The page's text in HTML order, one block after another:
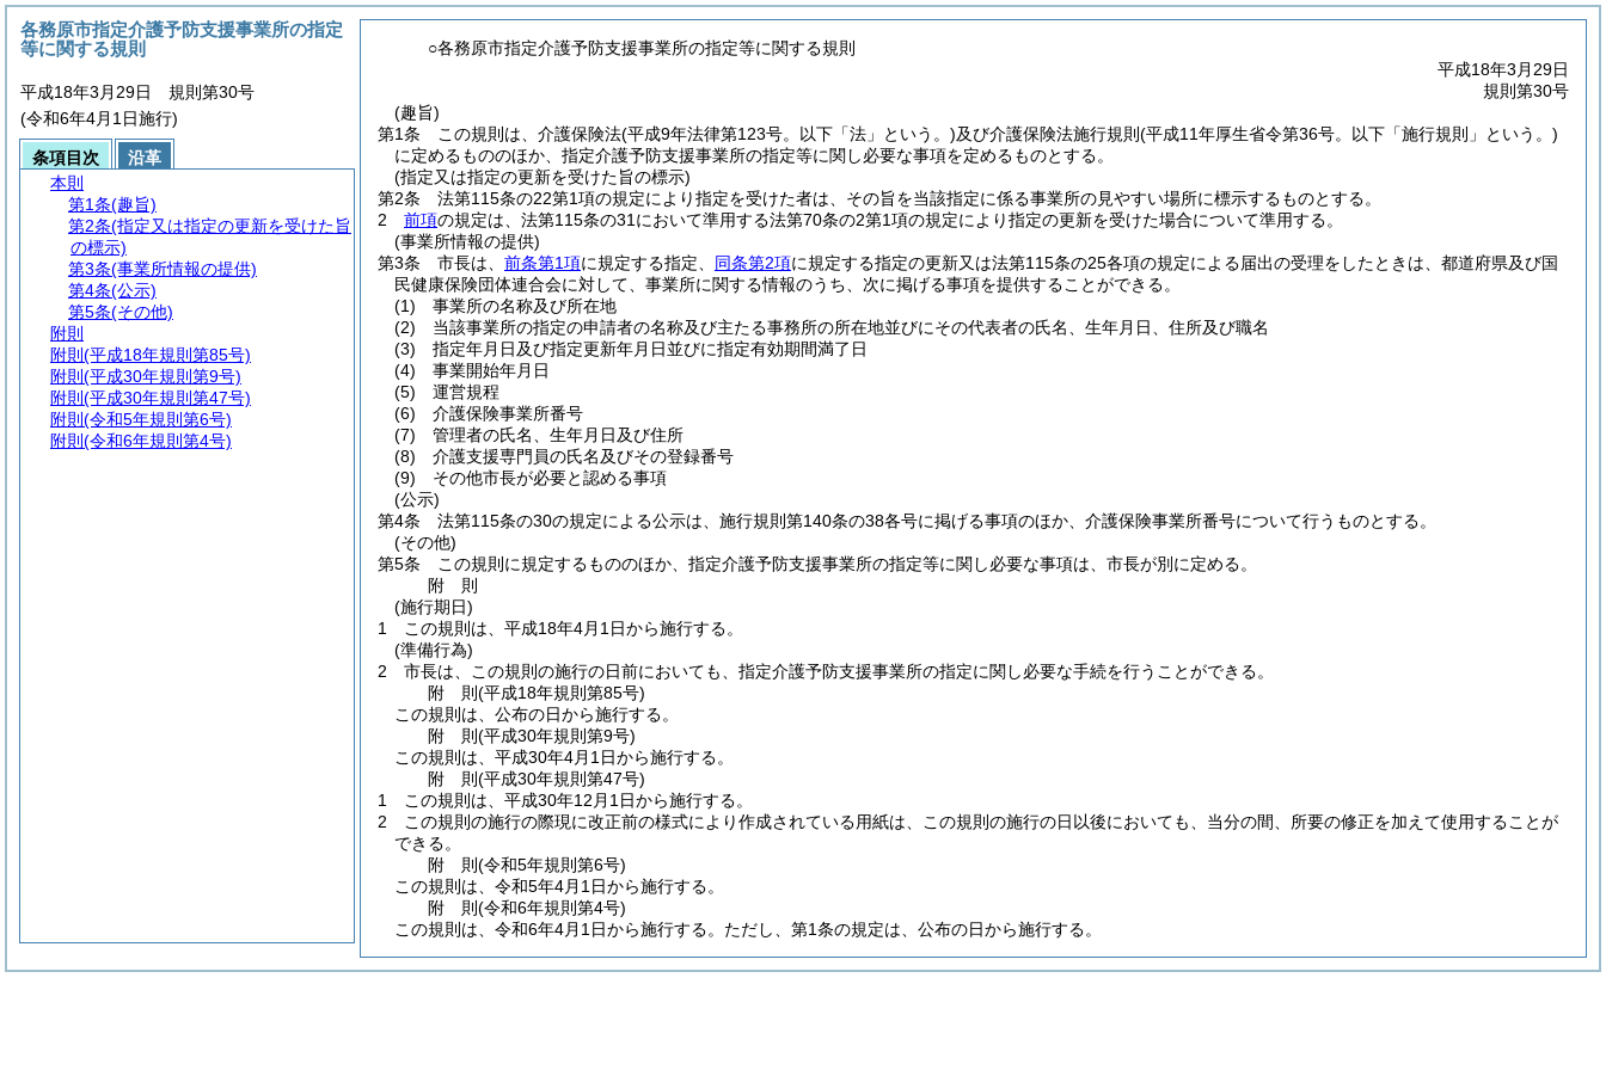
○各務原市指定介護予防支援事業所の指定等に関する規則
平成18年3月29日
規則第30号
(趣旨)
第1条
この規則は、介護保険法(平成9年法律第123号。以下「法」という。)及び介護保険法施行規則 (平成11年厚生省令第36号。以下「施行規則」という。)
に定めるもののほか、指定介護予防支援事業所の指定等に関し必要な事項を定めるものとする。
(指定又は指定の更新を受けた旨の標示)
第2条
法第115条の22第1項の規定により指定を受けた者は、その旨を当該指定に係る事業所の見やすい場所に標示するものとする。
2
前項の規定は、法第115条の31において準用する法第70条の2第1項の規定により指定の更新を受けた場合について準用する。
(事業所情報の提供)
第3条
市長は、 前条第1項に規定する指定、 同条第2項に規定する指定の更新又は法第115条の25各項の規定による届出の受理をしたときは、都道府県及び国
民健康保険団体連合会に対して、事業所に関する情報のうち、次に掲げる事項を提供することができる。
(1)
事業所の名称及び所在地
(2)
当該事業所の指定の申請者の名称及び主たる事務所の所在地並びにその代表者の氏名、生年月日、住所及び職名
(3)
指定年月日及び指定更新年月日並びに指定有効期間満了日
(4)
事業開始年月日
(5)
運営規程
(6)
介護保険事業所番号
(7)
管理者の氏名、生年月日及び住所
(8)
介護支援専門員の氏名及びその登録番号
(9)
その他市長が必要と認める事項
(公示)
第4条
法第115条の30の規定による公示は、施行規則第140条の38各号に掲げる事項のほか、介護保険事業所番号について行うものとする。
(その他)
第5条
この規則に規定するもののほか、指定介護予防支援事業所の指定等に関し必要な事項は、市長が別に定める。
附 則
(施行期日)
1
この規則は、平成18年4月1日から施行する。
(準備行為)
2
市長は、この規則の施行の日前においても、指定介護予防支援事業所の指定に関し必要な手続を行うことができる。
附 則(平成18年規則第85号)
この規則は、公布の日から施行する。
附 則(平成30年規則第9号)
この規則は、平成30年4月1日から施行する。
附 則(平成30年規則第47号)
1
この規則は、平成30年12月1日から施行する。
2
この規則の施行の際現に改正前の様式により作成されている用紙は、この規則の施行の日以後においても、当分の間、所要の修正を加えて使用することが
できる。
附 則(令和5年規則第6号)
この規則は、令和5年4月1日から施行する。
附 則(令和6年規則第4号)
この規則は、令和6年4月1日から施行する。 ただし、第1条の規定は、公布の日から施行する。
各務原市指定介護予防支援事業所の指定
等に関する規則
平成18年3月29日 規則第30号
(令和6年4月1日施行)
条項目次
沿革
本則
第1条(趣旨)
第2条(指定又は指定の更新を受けた旨
の標示)
第3条(事業所情報の提供)
第4条(公示)
第5条(その他)
附則
附則 (平成18年規則第85号)
附則 (平成30年規則第9号)
附則 (平成30年規則第47号)
附則 (令和5年規則第6号)
附則 (令和6年規則第4号)